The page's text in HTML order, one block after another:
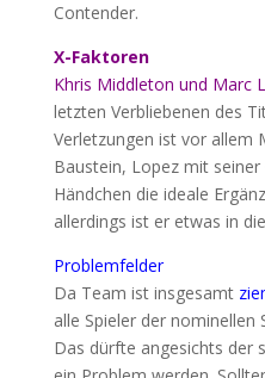
Contender.
X-Faktoren
Khris Middleton und Marc
letzten Verbliebenen des
Verletzungen ist vor allem
Baustein, Lopez mit
Händchen die ideale
allerdings ist er etwas in
Problemfelder
Da Team ist insgesamt
alle Spieler der nominellen
Das dürfte angesichts der